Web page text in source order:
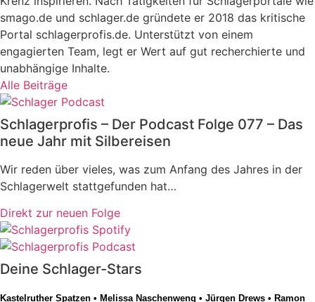
smago.de und schlager.de gründete er 2018 das kritische
Portal schlagerprofis.de. Unterstützt von einem
engagierten Team, legt er Wert auf gut recherchierte und
unabhängige Inhalte.
Alle Beiträge
Schlagerprofis – Der Podcast Folge 077 – Das
neue Jahr mit Silbereisen
Wir reden über vieles, was zum Anfang des Jahres in der
Schlagerwelt stattgefunden hat…
Direkt zur neuen Folge
Deine Schlager-Stars
Kastelruther Spatzen • Melissa Naschenweng • Jürgen Drews • Ramon